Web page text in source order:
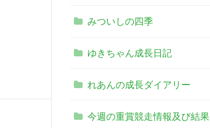
みついしの四季
ゆきちゃん成長日記
れあんの成長ダイアリー
今週の重賞競走情報及び結果